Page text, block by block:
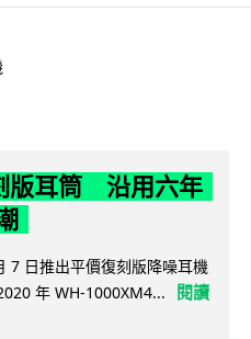
版耳筒 沿用六年
7 日推出平價復刻版降噪耳機
年 WH-1000XM4...
閱讀